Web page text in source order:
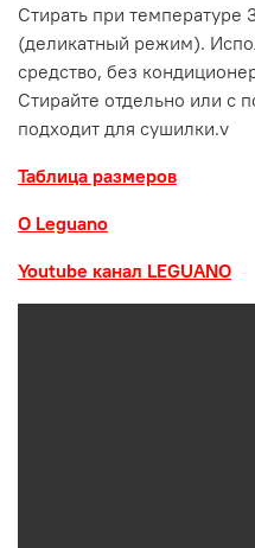
Стирать при температуре
(деликатный режим).
средство, без
Стирайте отдельно или с
подходит для сушилки.v
Таблица размеров
О Leguano
Youtube канал LEGUANO